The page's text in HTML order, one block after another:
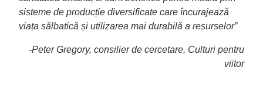
sisteme de producție diversificate care încurajează
viața sălbatică și utilizarea mai durabilă a resurselor”
-Peter Gregory, consilier de cercetare, Culturi pentru
viitor